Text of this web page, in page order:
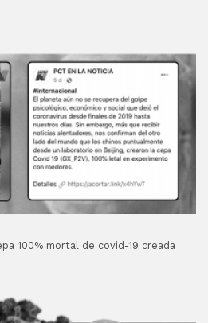
100% mortal de covid-19 creada